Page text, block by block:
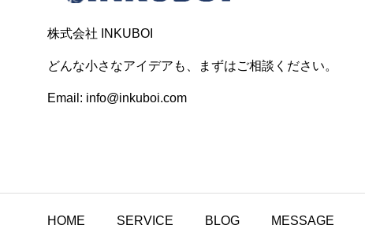
株式会社 INKUBOI
どんな小さなアイデアも、まずはご相談ください。
Email: info@inkuboi.com
HOME SERVICE BLOG MESSAGE